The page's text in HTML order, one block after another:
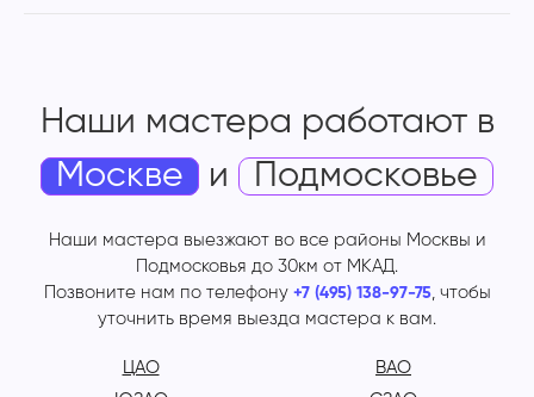
Наши мастера работают в
Москве
и Подмосковье
Наши мастера выезжают во все районы Москвы и
Подмосковья до 30км от МКАД.
Позвоните нам по телефону +7 (495) 138-97-75, чтобы
уточнить время выезда мастера к вам.
ЦАО
ВАО